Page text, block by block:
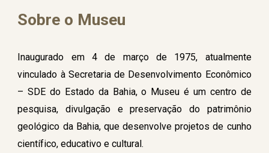
Sobre o Museu
Inaugurado em 4 de março de 1975, atualmente
vinculado à Secretaria de Desenvolvimento Econômico
– SDE do Estado da Bahia, o Museu é um centro de
pesquisa, divulgação e preservação do patrimônio
geológico da Bahia, que desenvolve projetos de cunho
científico, educativo e cultural.